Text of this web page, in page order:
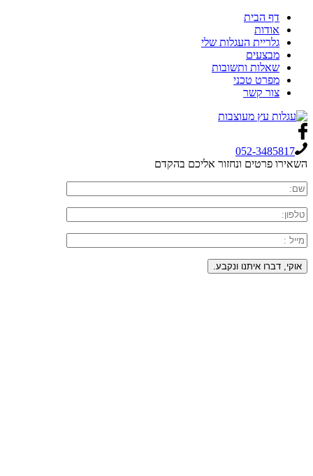
דף הבית
אודות
גלריית העגלות שלי
מבצעים
שאלות ותשובות
מפרט טכני
צור קשר
052-3485817
השאירו פרטים ונחזור אליכם בהקדם